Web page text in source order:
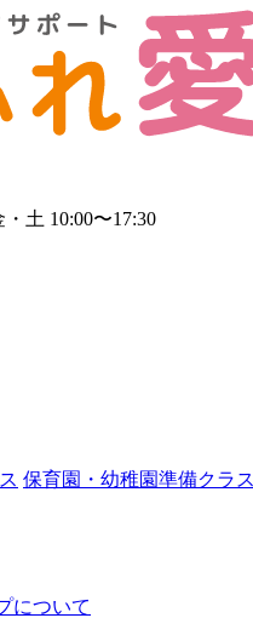
土 10:00〜17:30
保育園・幼稚園準備クラス
について